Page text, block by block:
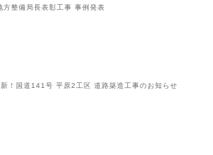
方整備局長表彰工事 事例発表
！国道141号 平原2工区 道路築造工事のお知らせ